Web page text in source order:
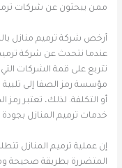
ممن يبحثون عن شركات
أرخص شركة ترميم منازل
عندما نتحدث عن شركة
تتربع على قمة الشركات
مؤسسة رمز الصفا إلى
أو التكلفة. لذلك، تعتبر
خدمات ترميم المنازل
إن عملية ترميم المنازل
المتضررة بطريقة صحيحة